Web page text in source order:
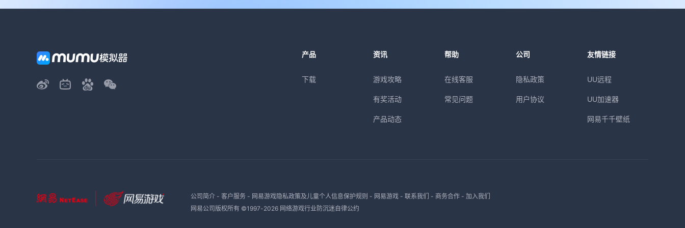
产品
下载
资讯
游戏攻略
有奖活动
产品动态
帮助
在线客服
常见问题
公司
隐私政策
用户协议
友情链接
UU远程
UU加速器
网易千千壁纸
公司简介- 客户服务- 网易游戏隐私政策及儿童个人信息保护规则 - 网易游戏- 联系我们 - 商务合作- 加入我们
网易公司版权所有 ©1997-2026 网络游戏行业防沉迷自律公约